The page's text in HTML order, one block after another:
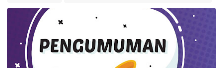
Edunews Sayembara Kritik Sastra